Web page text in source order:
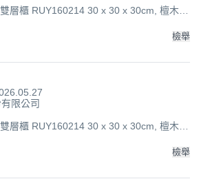
層櫃 RUY160214 30 x 30 x 30cm, 檀木
檢舉
限公司
層櫃 RUY160214 30 x 30 x 30cm, 檀木
檢舉